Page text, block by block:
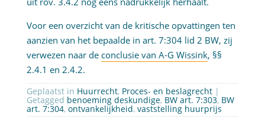
Voor een overzicht van de kritische opvattingen ten
aanzien van het bepaalde in art. 7:304 lid 2 BW, zij
verwezen naar de conclusie van A-G Wissink, §§
2.4.1 en 2.4.2.
Geplaatst in Huurrecht, Proces- en beslagrecht|
Getagged benoeming deskundige, BW art. 7:303, BW
art. 7:304, ontvankelijkheid, vaststelling huurprijs